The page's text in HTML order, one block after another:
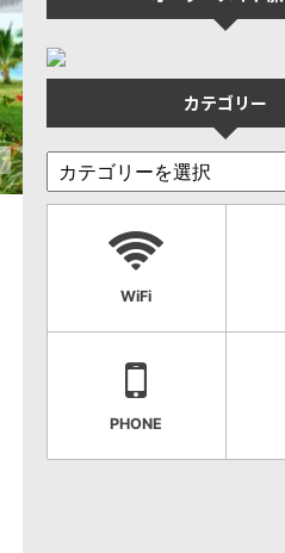
カテゴリー
WiFi
PHONE